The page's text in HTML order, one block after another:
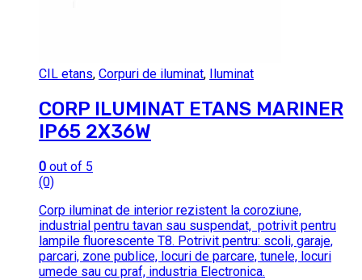
CIL etans, Corpuri de iluminat, Iluminat
CORP ILUMINAT ETANS MARINER
IP65 2X36W
0 out of 5
(0)
Corp iluminat de interior rezistent la coroziune,
industrial pentru tavan sau suspendat, potrivit pentru
lampile fluorescente T8. Potrivit pentru: scoli, garaje,
parcari, zone publice, locuri de parcare, tunele, locuri
umede sau cu praf, industria Electronica.